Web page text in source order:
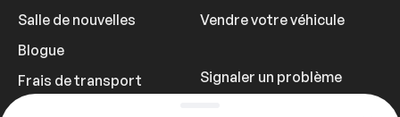
Salle de nouvelles
Blogue
Frais de transport
Vendre votre véhicule
Signaler un problème